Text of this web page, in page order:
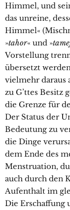
Himmel, und
das unreine,
Himmel«
»tahor« und »
Vorstellung
übersetzt
vielmehr daraus
zu G’ttes Besitz
die Grenze für
Der Status der
Bedeutung zu
die Dinge
dem Ende des
Menstruation,
auch durch den
Aufenthalt im
Die Erschaffung